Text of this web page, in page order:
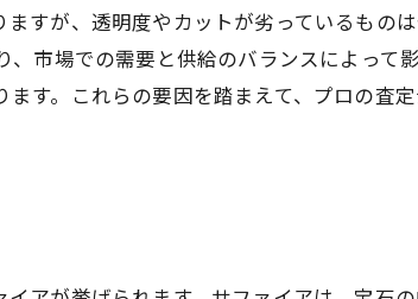
すが、透明度やカットが劣っているもの
市場での需要と供給のバランスによって
す。これらの要因を踏まえて、プロの査